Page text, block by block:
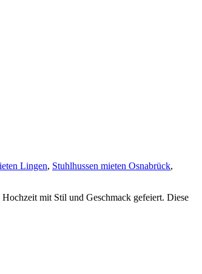
Lingen, Stuhlhussen mieten Osnabrück,
mit Stil und Geschmack gefeiert. Diese